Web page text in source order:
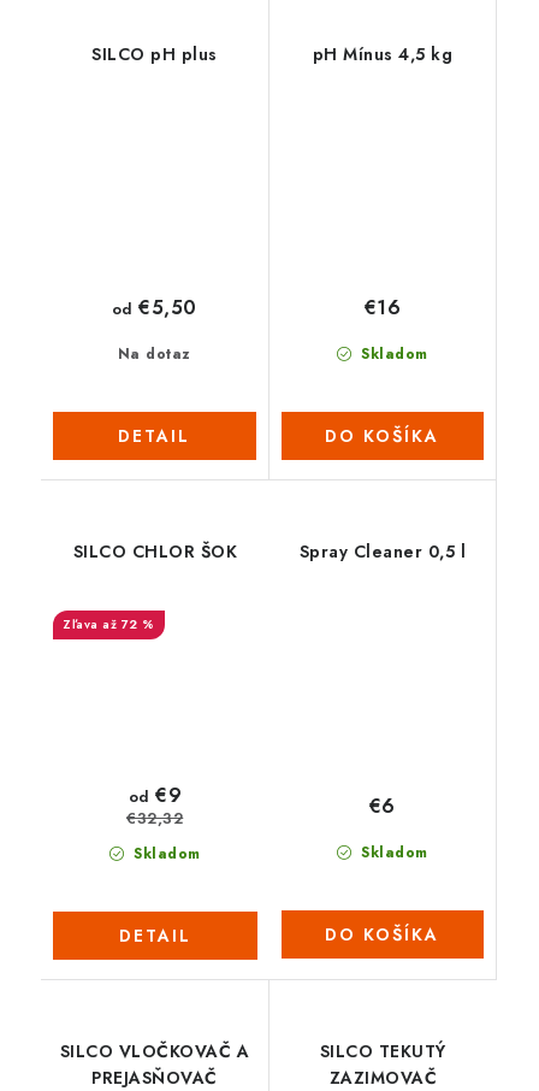
SILCO pH plus
Na dotaz
od €5,50
DETAIL
pH Mínus 4,5 kg
Skladom
€16
DO KOŠÍKA
SILCO CHLOR ŠOK
až 72 %
Skladom
od €9
€32,32
DETAIL
Spray Cleaner 0,5 l
Skladom
€6
DO KOŠÍKA
SILCO VLOČKOVAČ A
PREJASŇOVAČ
SILCO TEKUTÝ
ZAZIMOVAČ